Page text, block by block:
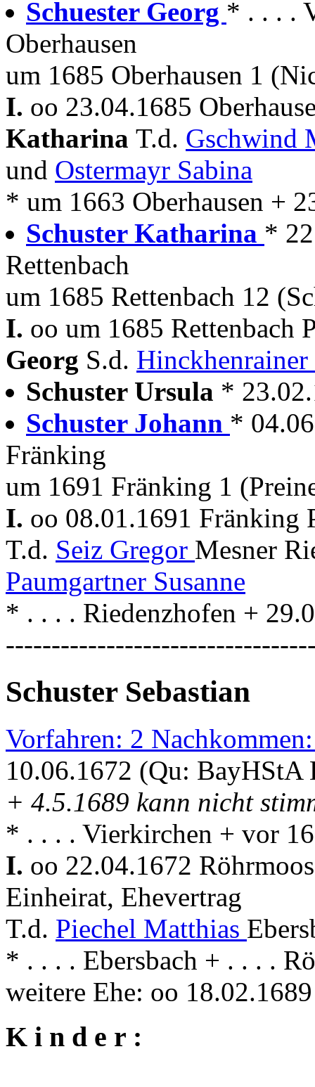
Schuester Georg * . . . .
Oberhausen
um 1685 Oberhausen 1
I. oo 23.04.1685
Katharina T.d. Gschwind
und Ostermayr Sabina
* um 1663 Oberhausen +
Schuster Katharina *
Rettenbach
um 1685 Rettenbach 12
I. oo um 1685 Rettenbach
Georg S.d.
Schuster Ursula *
Schuster Johann *
Fränking
um 1691 Fränking 1
I. oo 08.01.1691 Fränking
T.d. Seiz Gregor Mesner
Paumgartner Susanne
* . . . . Riedenzhofen +
Schuster Sebastian
Vorfahren: 2
10.06.1672 (Qu:
+ 4.5.1689 kann nicht
* . . . . Vierkirchen + vor
I. oo 22.04.1672
Einheirat, Ehevertrag
T.d. Piechel Matthias
* . . . . Ebersbach + . . . .
weitere Ehe: oo
K i n d e r :